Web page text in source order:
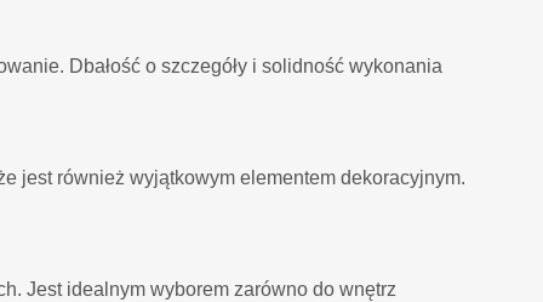
Dbałość o szczegóły i solidność wykonania
jest również wyjątkowym elementem dekoracyjnym.
Jest idealnym wyborem zarówno do wnętrz